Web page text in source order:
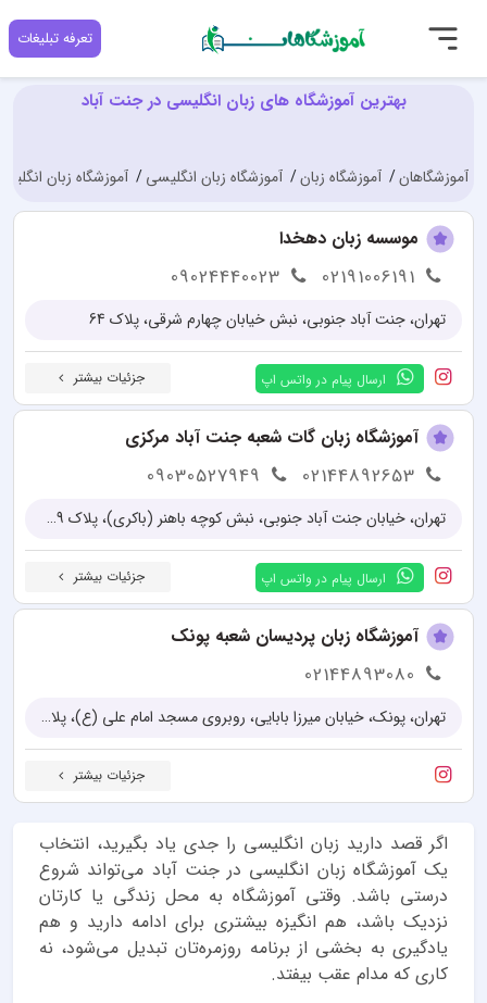
تعرفه تبلیغات
بهترین آموزشگاه های زبان انگلیسی در جنت آباد
آموزشگاهان آموزشگاه زبان آموزشگاه زبان انگلیسی آموزشگاه زبان
موسسه زبان دهخدا
02191006191
09024440023
تهران، جنت آباد جنوبی، نبش خیابان چهارم شرقی، پلاک 64
ارسال پیام در واتس اپ جزئیات بیشتر
آموزشگاه زبان گات شعبه جنت آباد مرکزی
02144892653
09030527949
تهران، خیابان جنت آباد جنوبی، نبش کوچه باهنر (باکری)، پلاک 239
ارسال پیام در واتس اپ جزئیات بیشتر
آموزشگاه زبان پردیسان شعبه پونک
02144893080
تهران، پونک، خیابان میرزا بابایی، روبروی مسجد امام علی (ع)، پلاک ۶۶
جزئیات بیشتر
اگر قصد دارید زبان انگلیسی را جدی یاد بگیرید، انتخاب
یک آموزشگاه زبان انگلیسی در جنت آباد می‌تواند شروع
درستی باشد. وقتی آموزشگاه به محل زندگی یا کارتان
نزدیک باشد، هم انگیزه بیشتری برای ادامه دارید و هم
یادگیری به بخشی از برنامه روزمره‌تان تبدیل می‌شود، نه
کاری که مدام عقب بیفتد.